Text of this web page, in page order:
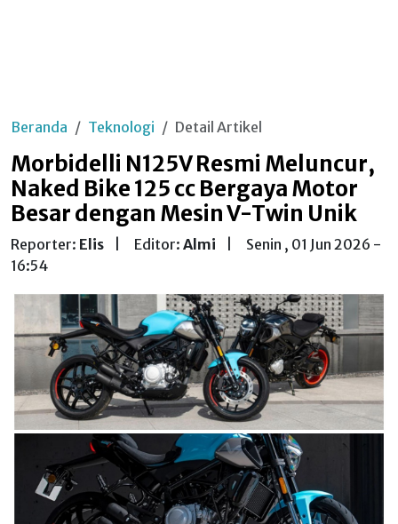
Beranda Teknologi Detail Artikel
Morbidelli N125V Resmi Meluncur,
Naked Bike 125 cc Bergaya Motor
Besar dengan Mesin V-Twin Unik
Reporter: Elis Editor: Almi
Senin , 01 Jun 2026 -
16:54